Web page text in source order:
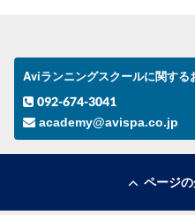
Aviランニングスクールに関する
092-674-3041
academy@avispa.co.jp
ページ